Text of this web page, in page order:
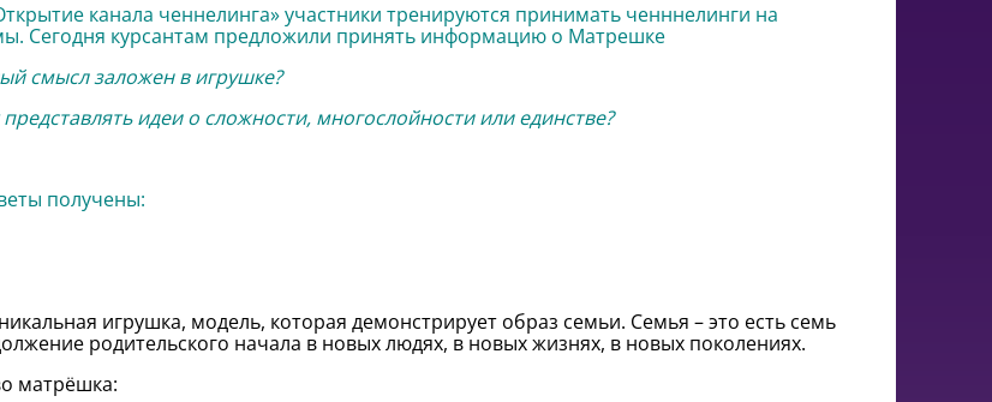
канала ченнелинга» участники тренируются принимать ченннелинги на
Сегодня курсантам предложили принять информацию о Матрешке
смысл заложен в игрушке?
идеи о сложности, многослойности или единстве?
получены:
игрушка, модель, которая демонстрирует образ семьи. Семья – это есть семь
родительского начала в новых людях, в новых жизнях, в новых поколениях.
матрёшка: